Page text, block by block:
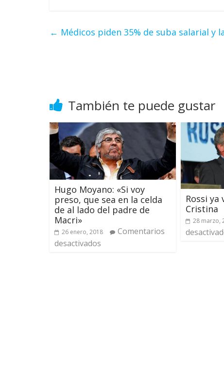
← Médicos piden 35% de suba salarial y
También te puede gustar
Hugo Moyano: «Si voy
preso, que sea en la celda
de al lado del padre de
Macri»
26 enero, 2018
Comentarios
desactivados
Rossi ya
Cristina
28 marzo,